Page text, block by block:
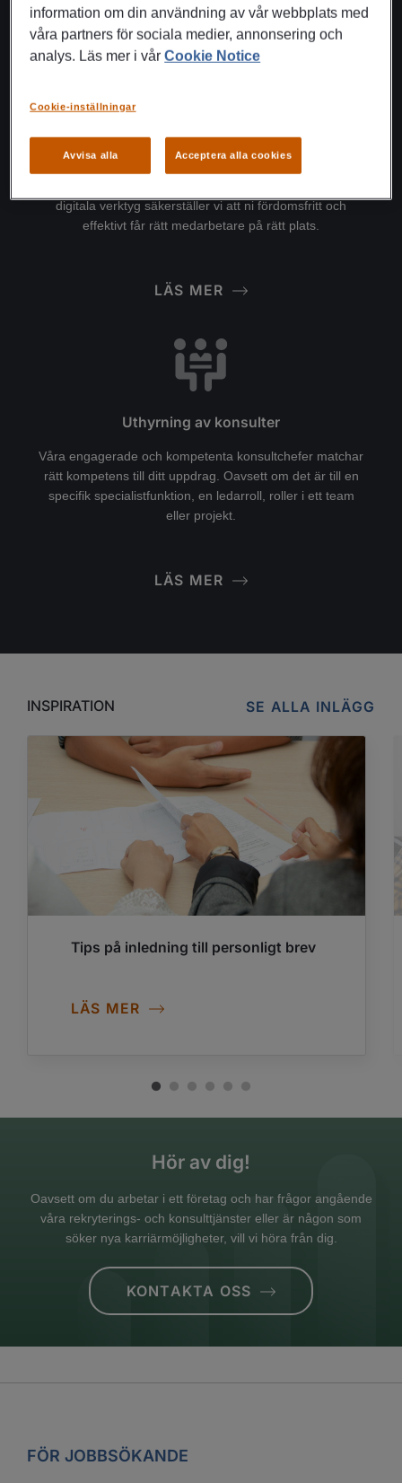
kandidater som står redo inför nästa steg i karriären. Med
digitala verktyg säkerställer vi att ni fördomsfritt och
effektivt får rätt medarbetare på rätt plats.
LÄS MER
Uthyrning av konsulter
Våra engagerade och kompetenta konsultchefer matchar
rätt kompetens till ditt uppdrag. Oavsett om det är till en
specifik specialistfunktion, en ledarroll, roller i ett team
eller projekt.
LÄS MER
INSPIRATION SE ALLA INLÄGG
Tips på inledning till personligt brev
LÄS MER
Hör av dig!
Oavsett om du arbetar i ett företag och har frågor angående
våra rekryterings- och konsulttjänster eller är någon som
söker nya karriärmöjligheter, vill vi höra från dig.
KONTAKTA OSS
FÖR JOBBSÖKANDE
information om din användning av vår webbplats med
våra partners för sociala medier, annonsering och
analys. Läs mer i vårCookie Notice
Avvisa alla Acceptera alla cookies
Cookie-inställningar